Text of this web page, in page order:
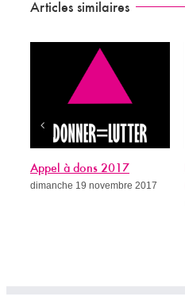
Articles similaires
Appel à dons 2017
dimanche 19 novembre 2017